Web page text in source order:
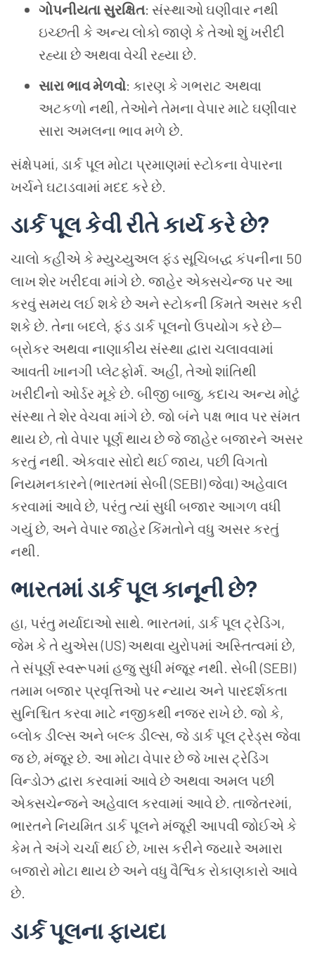
ગોપનીયતા સુરક્ષિત: સંસ્થાઓ ઘણીવાર નથી
ઇચ્છતી કે અન્ય લોકો જાણે કે તેઓ શું ખરીદી
રહ્યા છે અથવા વેચી રહ્યા છે.
સારા ભાવ મેળવો: કારણ કે ગભરાટ અથવા
અટકળો નથી, તેઓને તેમના વેપાર માટે ઘણીવાર
સારા અમલના ભાવ મળે છે.
સંક્ષેપમાં, ડાર્ક પૂલ મોટા પ્રમાણમાં સ્ટોકના વેપારના
ખર્ચને ઘટાડવામાં મદદ કરે છે.
ડાર્ક પૂલ કેવી રીતે કાર્ય કરે છે?
ચાલો કહીએ કે મ્યુચ્યુઅલ ફંડ સૂચિબદ્ધ કંપનીના 50
લાખ શેર ખરીદવા માંગે છે. જાહેર એક્સચેન્જ પર આ
કરવું સમય લઈ શકે છે અને સ્ટોકની કિંમતે અસર કરી
શકે છે. તેના બદલે, ફંડ ડાર્ક પૂલનો ઉપયોગ કરે છે—
બ્રોકર અથવા નાણાકીય સંસ્થા દ્વારા ચલાવવામાં
આવતી ખાનગી પ્લેટફોર્મ. અહીં, તેઓ શાંતિથી
ખરીદીનો ઓર્ડર મૂકે છે. બીજી બાજુ, કદાચ અન્ય મોટું
સંસ્થા તે શેર વેચવા માંગે છે. જો બંને પક્ષ ભાવ પર સંમત
થાય છે, તો વેપાર પૂર્ણ થાય છે જે જાહેર બજારને અસર
કરતું નથી. એકવાર સોદો થઈ જાય, પછી વિગતો
નિયમનકારને (ભારતમાં સેબી (SEBI) જેવા) અહેવાલ
કરવામાં આવે છે, પરંતુ ત્યાં સુધી બજાર આગળ વધી
ગયું છે, અને વેપાર જાહેર કિંમતોને વધુ અસર કરતું
નથી.
ભારતમાં ડાર્ક પૂલ કાનૂની છે?
હા, પરંતુ મર્યાદાઓ સાથે. ભારતમાં, ડાર્ક પૂલ ટ્રેડિંગ,
જેમ કે તે યુએસ (US) અથવા યુરોપમાં અસ્તિત્વમાં છે,
તે સંપૂર્ણ સ્વરૂપમાં હજુ સુધી મંજૂર નથી. સેબી (SEBI)
તમામ બજાર પ્રવૃત્તિઓ પર ન્યાય અને પારદર્શકતા
સુનિશ્ચિત કરવા માટે નજીકથી નજર રાખે છે. જો કે,
બ્લોક ડીલ્સ અને બલ્ક ડીલ્સ, જે ડાર્ક પૂલ ટ્રેડ્સ જેવા
જ છે, મંજૂર છે. આ મોટા વેપાર છે જે ખાસ ટ્રેડિંગ
વિન્ડોઝ દ્વારા કરવામાં આવે છે અથવા અમલ પછી
એક્સચેન્જને અહેવાલ કરવામાં આવે છે. તાજેતરમાં,
ભારતને નિયમિત ડાર્ક પૂલને મંજૂરી આપવી જોઈએ કે
કેમ તે અંગે ચર્ચા થઈ છે, ખાસ કરીને જ્યારે અમારા
બજારો મોટા થાય છે અને વધુ વૈશ્વિક રોકાણકારો આવે
છે.
ડાર્ક પૂલના ફાયદા